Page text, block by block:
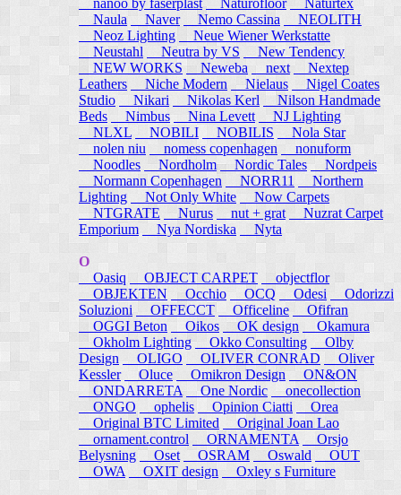
nanoo by faserplast
Naturofloor
Naturtex
Naula
Naver Nemo Cassina
NEOLITH
Neoz Lighting
Neue Wiener Werkstatte
Neustahl
Neutra by VS
New Tendency
NEW WORKS
Neweba next
Nextep
Leathers
Niche Modern Nielaus
Nigel Coates
Studio
Nikari Nikolas Kerl
Nilson Handmade
Beds
Nimbus Nina Levett
NJ Lighting
NLXL
NOBILI NOBILIS
Nola Star
nolen niu
nomess copenhagen
nonuform
Noodles
Nordholm Nordic Tales
Nordpeis
Normann Copenhagen
NORR11
Northern
Lighting
Not Only White
Now Carpets
NTGRATE
Nurus nut + grat
Nuzrat Carpet
Emporium
Nya Nordiska Nyta
O
Oasiq
OBJECT CARPET
objectflor
OBJEKTEN
Occhio OCQ Odesi
Odorizzi
Soluzioni
OFFECCT Officeline
Ofifran
OGGI Beton
Oikos OK design
Okamura
Okholm Lighting
Okko Consulting
Olby
Design
OLIGO OLIVER CONRAD
Oliver
Kessler
Oluce Omikron Design
ON&ON
ONDARRETA
One Nordic
onecollection
ONGO
ophelis Opinion Ciatti
Orea
Original BTC Limited
Original Joan Lao
ornament.control
ORNAMENTA
Orsjo
Belysning
Oset OSRAM Oswald
OUT
OWA
OXIT design Oxley s Furniture